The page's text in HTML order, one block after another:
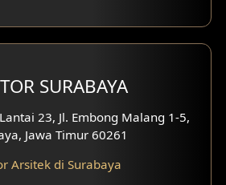
SURABAYA
23, Jl. Embong Malang 1-5,
Jawa Timur 60261
Arsitek di Surabaya